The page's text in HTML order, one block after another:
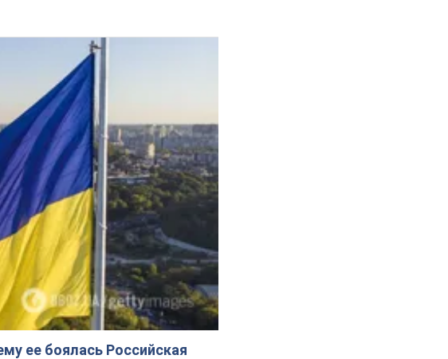
ее боялась Российская